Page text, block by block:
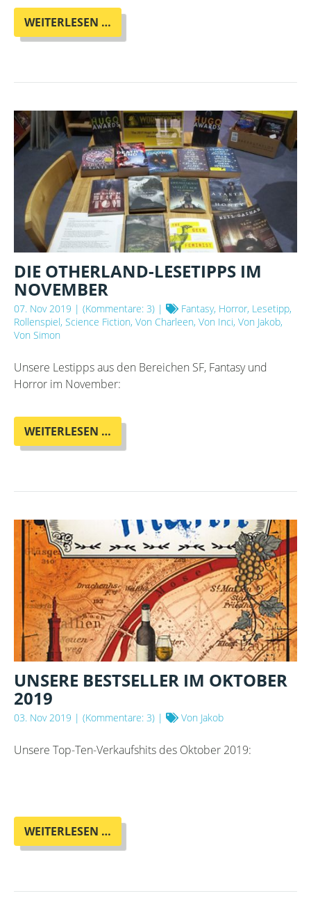
WEITERLESEN …
KLIMASTREIK
DIE OTHERLAND-LESETIPPS IM
NOVEMBER
07. Nov 2019 | (Kommentare: 3) |
Fantasy, Horror, Lesetipp,
Rollenspiel, Science Fiction, Von Charleen, Von Inci, Von Jakob,
Von Simon
Unsere Lestipps aus den Bereichen SF, Fantasy und
Horror im November:
WEITERLESEN …
OTHERLAND-
NOVEMBER
UNSERE BESTSELLER IM OKTOBER
2019
03. Nov 2019 | (Kommentare: 3) | Von Jakob
Unsere Top-Ten-Verkaufshits des Oktober 2019:
WEITERLESEN …
BESTSELLER
2019